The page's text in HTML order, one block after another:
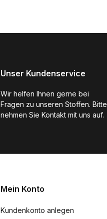
Unser Kundenservice
Wir helfen Ihnen gerne bei
Fragen zu unseren Stoffen. Bitte
nehmen Sie Kontakt mit uns auf.
Mein Konto
Kundenkonto anlegen